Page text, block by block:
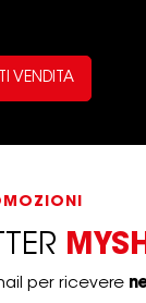
VENDITA
per ricevere